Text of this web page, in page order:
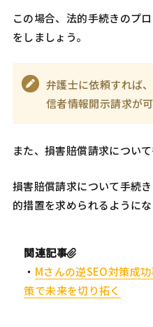
この場合、法的手続きのプ
をしましょう。
弁護士に依頼すれば
信者情報開示請求が
また、損害賠償請求について
損害賠償請求について手続
的措置を求められるようにな
関連記事
・ Mさんの逆SEO対策成
策で未来を切り拓く